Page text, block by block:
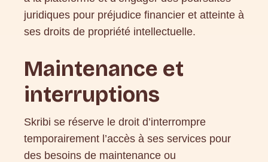
juridiques pour préjudice financier et atteinte à
ses droits de propriété intellectuelle.
Maintenance et
interruptions
Skribi se réserve le droit d’interrompre
temporairement l’accès à ses services pour
des besoins de maintenance ou